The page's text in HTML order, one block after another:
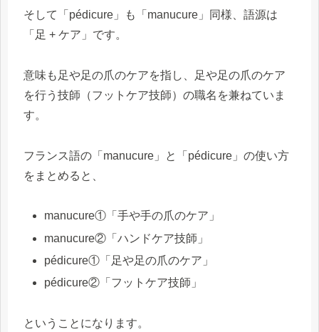
そして「pédicure」も「manucure」同様、語源は
「足 + ケア」です。
意味も足や足の爪のケアを指し、足や足の爪のケア
を行う技師（フットケア技師）の職名を兼ねていま
す。
フランス語の「manucure」と「pédicure」の使い方
をまとめると、
manucure①「手や手の爪のケア」
manucure②「ハンドケア技師」
pédicure①「足や足の爪のケア」
pédicure②「フットケア技師」
ということになります。